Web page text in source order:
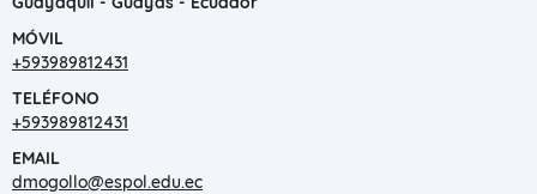
MÓVIL
+593989812431
TELÉFONO
+593989812431
EMAIL
dmogollo@espol.edu.ec